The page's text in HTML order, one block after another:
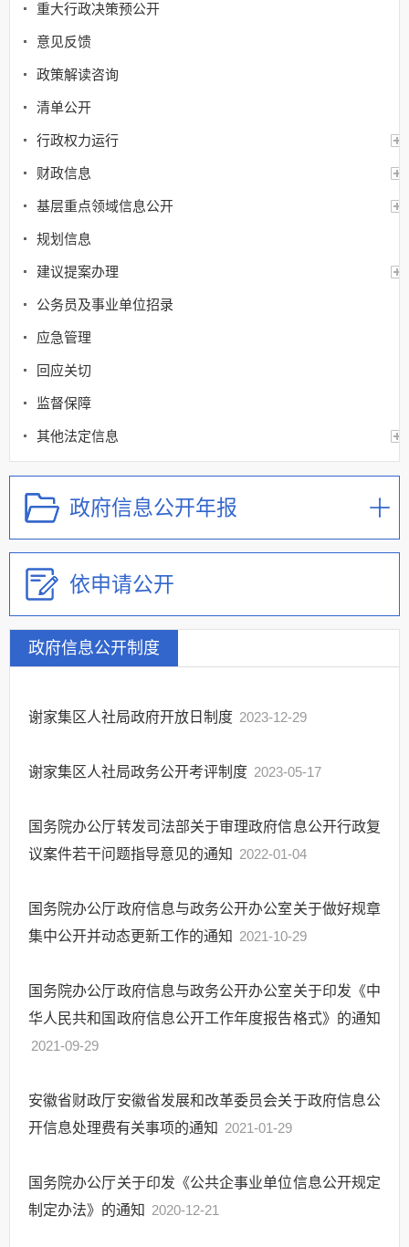
重大行政决策预公开
意见反馈
政策解读咨询
清单公开
行政权力运行
财政信息
基层重点领域信息公开
规划信息
建议提案办理
公务员及事业单位招录
应急管理
回应关切
监督保障
其他法定信息
政府信息公开年报
依申请公开
政府信息公开制度
谢家集区人社局政府开放日制度 2023-12-29
谢家集区人社局政务公开考评制度 2023-05-17
国务院办公厅转发司法部关于审理政府信息公开行政复
议案件若干问题指导意见的通知 2022-01-04
国务院办公厅政府信息与政务公开办公室关于做好规章
集中公开并动态更新工作的通知 2021-10-29
国务院办公厅政府信息与政务公开办公室关于印发《中
华人民共和国政府信息公开工作年度报告格式》的通知
2021-09-29
安徽省财政厅安徽省发展和改革委员会关于政府信息公
开信息处理费有关事项的通知 2021-01-29
国务院办公厅关于印发《公共企事业单位信息公开规定
制定办法》的通知 2020-12-21